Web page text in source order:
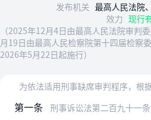
发布机关 最高人民法院
效力 现行
（2025年12月4日由最高人民法院审判
月19日由最高人民检察院第十四届检察
2026年5月22日起施行）
第一条
刑事诉讼法第二百九十一条第一款规定的“贪污贿赂犯罪案件”，包括刑法分则第八章规